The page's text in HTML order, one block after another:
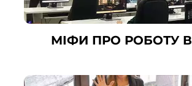
МІФИ ПРО РОБОТУ В